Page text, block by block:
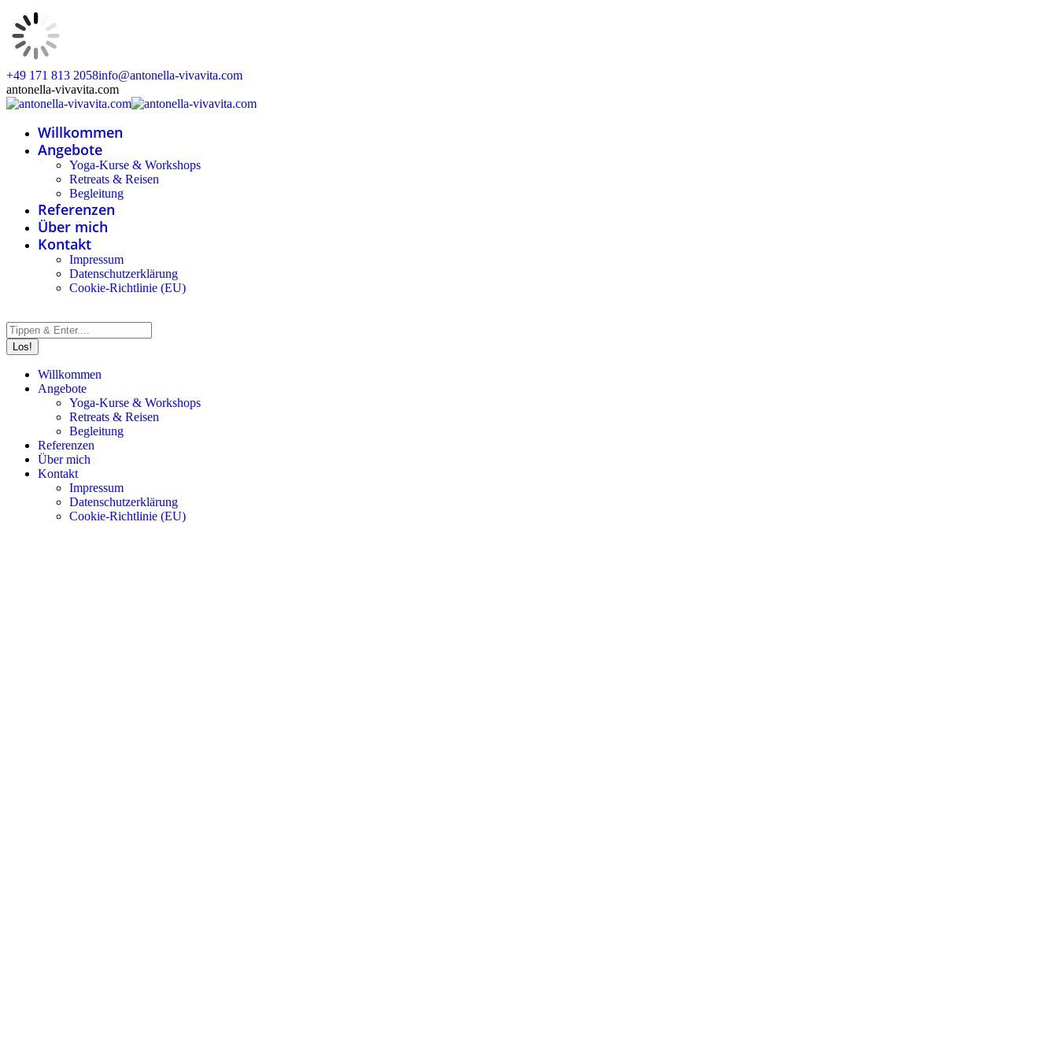
Zum
Inhalt
springen
+49 171 813 2058info@antonella-vivavita.com
Instagram
page
window
Facebook
page
window
Linkedin
page
window
Whatsapp
page
window
antonella-vivavita.com
Willkommen
Angebote
Yoga-Kurse & Workshops
Retreats & Reisen
Begleitung
Referenzen
Über mich
Kontakt
Impressum
Datenschutzerklärung
Cookie-Richtlinie (EU)
Willkommen
Angebote
Yoga-Kurse & Workshops
Retreats & Reisen
Begleitung
Referenzen
Über mich
Kontakt
Impressum
Datenschutzerklärung
Cookie-Richtlinie (EU)